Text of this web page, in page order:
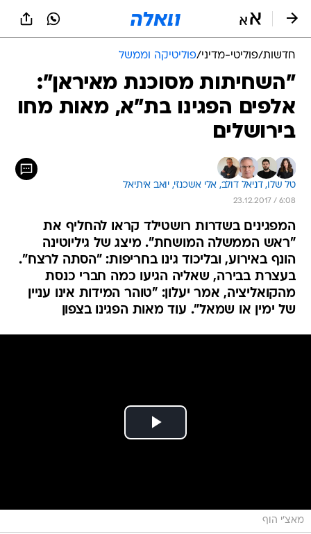
חדשות/פוליטי-מדיני/פוליטיקה וממשל
"השחיתות מסוכנת מאיראן":
אלפים הפגינו בת"א, מאות מחו
בירושלים
טל שלו, דניאל דולב, אלי אשכנזי, יואב איתיאל
23.12.2017 / 6:08
המפגינים בשדרות רושטילד קראו להחליף את
"ראש הממשלה המושחת". מיצג של גיליוטינה
הונף באירוע, ובליכוד גינו בחריפות: "הסתה לרצח".
בעצרת בבירה, שאליה הגיעו כמה חברי כנסת
מהקואליציה, אמר יעלון: "טוהר המידות אינו עניין
של ימין או שמאל". עוד מאות הפגינו בצפון
מאצ'י הוף